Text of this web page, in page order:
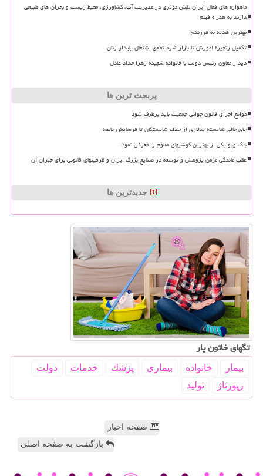
ماهواره های فعال ایران نقش مؤثری در مدیریت آب، کشاورزی، محیط زیست و بحران های طبیعی
دارند به همراه فیلم
بهترین هدیه به فرزندم!
تکمیل زنجیره آموزش تا بازار شرط تحقق اشتغال پایدار زنان
دیدار معاون رئیس دولت با خانواده شهیده زهرا حداد عادل
پربحث ترین ها
موانع اجرای قانون جوانی جمعیت باید برطرف شود
جای خالی شایسته سالاری از حذف شایستگان تا فرسایش جامعه
بلک ویو یکی از بهترین گوشیهای مقاوم را معرفی نمود
عقب ماندگی مزمن پژوهش و توسعه در صنایع بزرگ ایران و ظرفیتهای قانونی برای جبران آن
جدیدترین ها
تگهای خاتون یار
بیمار خانواده بیماری پزشك خدمات
دولت
رپورتاژ
تولید
صفحه اخبار
بازگشت به صفحه اصلی